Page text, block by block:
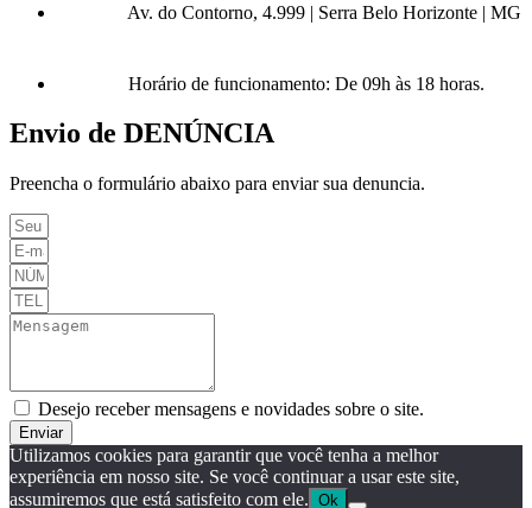
Av. do Contorno, 4.999 | Serra Belo Horizonte | MG
Horário de funcionamento: De 09h às 18 horas.
Envio de DENÚNCIA
Preencha o formulário abaixo para enviar sua denuncia.
Desejo receber mensagens e novidades sobre o site.
Enviar
Utilizamos cookies para garantir que você tenha a melhor
experiência em nosso site. Se você continuar a usar este site,
assumiremos que está satisfeito com ele. Ok